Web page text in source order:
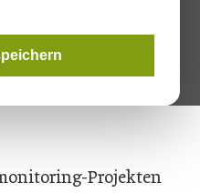
Projekten